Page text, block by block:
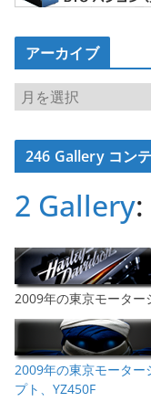
アーカイブ
ア
ー
カ
イ246 Gallery コン
2 Gallery:
2009年の東京モータ
2009年の東京モーター
プト、YZ450F